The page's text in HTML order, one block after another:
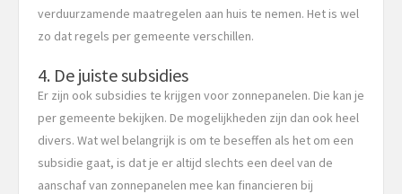
verduurzamende maatregelen aan huis te nemen. Het is wel
zo dat regels per gemeente verschillen.
4. De juiste subsidies
Er zijn ook subsidies te krijgen voor zonnepanelen. Die kan je
per gemeente bekijken. De mogelijkheden zijn dan ook heel
divers. Wat wel belangrijk is om te beseffen als het om een
subsidie gaat, is dat je er altijd slechts een deel van de
aanschaf van zonnepanelen mee kan financieren bij